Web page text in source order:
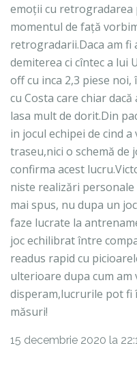
emoții cu retrogradarea
momentul de față
retrogradarii.Daca am fi
demiterea ci cîntec a lui
off cu inca 2,3 piese
cu Costa care chiar
lasa mult de dorit.Din
in jocul echipei de cind
traseu,nici o schemă de
confirma acest
niste realizări
mai spus, nu dupa un
faze lucrate la
joc echilibrat între
readus rapid cu
ulterioare dupa cum am
disperam,lucrurile pot fi
măsuri!
15 decembrie 2020 la